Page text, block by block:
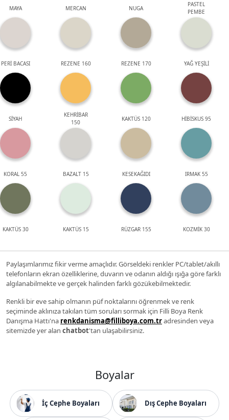
MAYA MERCAN NUGA
PASTEL
PEMBE
PERİ BACASI REZENE 160 REZENE 170 YAĞ YEŞİLİ
SİYAH
KEHRİBAR
150
KAKTÜS 120 HİBİSKUS 95
KORAL 55 BAZALT 15 KESEKAĞIDI IRMAK 55
KAKTÜS 30 KAKTÜS 15 RÜZGAR 155 KOZMİK 30
Paylaşımlarımız fikir verme amaçlıdır. Görseldeki renkler PC/tablet/akıllı
telefonların ekran özelliklerine, duvarın ve odanın aldığı ışığa göre farklı
algılanabilmekte ve gerçek halinden farklı gözükebilmektedir.
Renkli bir eve sahip olmanın püf noktalarını öğrenmek ve renk
seçiminde aklınıza takılan tüm soruları sormak için Filli Boya Renk
Danışma Hattı'na renkdanisma@filliboya.com.tradresinden veya
sitemizde yer alan chatbot'tan ulaşabilirsiniz.
Boyalar
İç Cephe Boyaları Dış Cephe Boyaları